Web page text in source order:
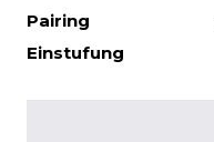
Pairing
Einstufung